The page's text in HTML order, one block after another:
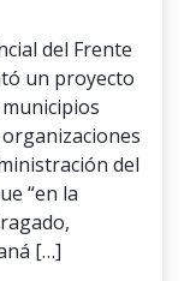
del Frente
un proyecto
del
“en la
[…]